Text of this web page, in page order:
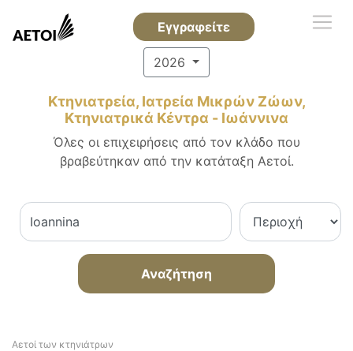
Εγγραφείτε
2026
Κτηνιατρεία, Ιατρεία Μικρών Ζώων,
Κτηνιατρικά Κέντρα - Ιωάννινα
Όλες οι επιχειρήσεις από τον κλάδο που
βραβεύτηκαν από την κατάταξη Αετοί.
Αναζήτηση
Αετοί των κτηνιάτρων